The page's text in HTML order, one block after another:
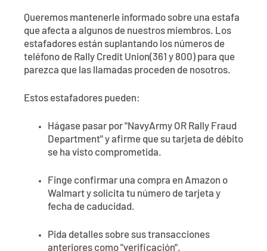
Calculadoras
Expertos a domicilio
Preguntas frecuentes
Expertos en banca de empresas
Miembro EDU
Noticias de los miembros
Medios de comunicación
Formularios
Calculadoras
Early Pay Day
Zelle
Smart Card
Banco por teléfono
Banca digital 101
Carreras profesionales
Acerca de
Afiliación
Tarifas
Préstamos
Queremos mantenerle informado sobre una estafa
que afecta a algunos de nuestros miembros. Los
estafadores están suplantando los números de
teléfono de Rally Credit Union(361 y 800) para que
parezca que las llamadas proceden de nosotros.
Estos estafadores pueden:
Hágase pasar por "NavyArmy OR Rally Fraud
Department" y afirme que su tarjeta de débito
se ha visto comprometida.
Finge confirmar una compra en Amazon o
Walmart y solicita tu número de tarjeta y
fecha de caducidad.
Pida detalles sobre sus transacciones
anteriores como "verificación".